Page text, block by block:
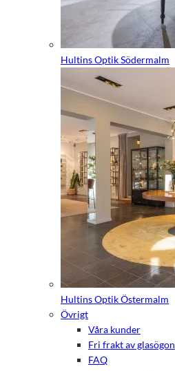
Hultins Optik Södermalm
Hultins Optik Östermalm
Övrigt
Våra kunder
Fri frakt av glasögon
FAQ